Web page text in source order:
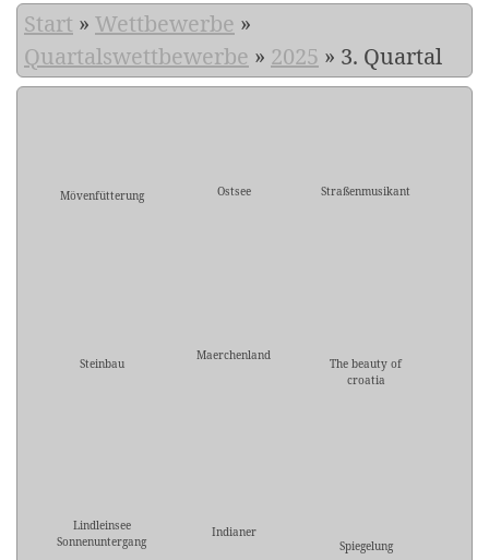
Start » Wettbewerbe »
Quartalswettbewerbe » 2025 » 3. Quartal
Mövenfütterung Ostsee Straßenmusikant
Steinbau
Maerchenland
The beauty of
croatia
Lindleinsee
Sonnenuntergang
Indianer
Spiegelung